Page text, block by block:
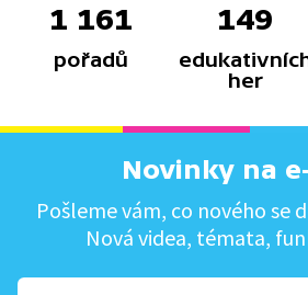
1 161
pořadů
149
her
Novinky na
Pošleme vám, co nového se
Nová videa, témata,